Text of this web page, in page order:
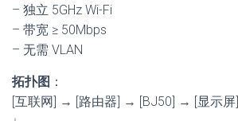
– 独立 5GHz Wi-Fi
– 带宽 ≥ 50Mbps
– 无需 VLAN
拓扑图 ：
[互联网] → [路由器] → [BJ50] → [显示屏]